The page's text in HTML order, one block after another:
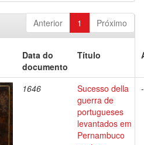
Anterior 1 Próximo
Data do
documento
Título
1646
Sucesso della
guerra de
portugueses
levantados em
Pernambuco
-